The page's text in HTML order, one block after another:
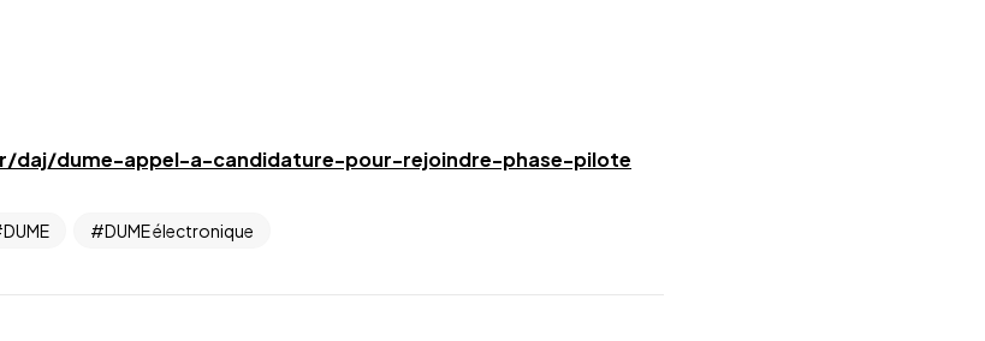
daj/dume-appel-a-candidature-pour-rejoindre-phase-pilote
DUME DUME électronique